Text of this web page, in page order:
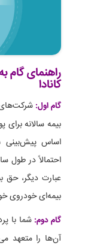
راهنمای گام
کانادا
گام اول:شرکت‌های
بیمه سالانه
اساس پیش‌بینی
احتمالاً در طول
عبارت دیگر، حق
بیمه‌ای خودروی
گام دوم: شما با
آن‌ها را متعهد